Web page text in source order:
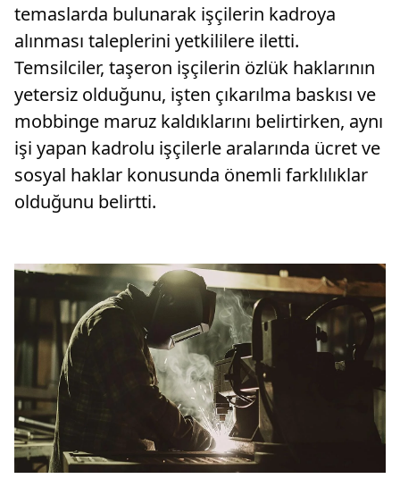
temaslarda bulunarak işçilerin kadroya
alınması taleplerini yetkililere iletti.
Temsilciler, taşeron işçilerin özlük haklarının
yetersiz olduğunu, işten çıkarılma baskısı ve
mobbinge maruz kaldıklarını belirtirken, aynı
işi yapan kadrolu işçilerle aralarında ücret ve
sosyal haklar konusunda önemli farklılıklar
olduğunu belirtti.